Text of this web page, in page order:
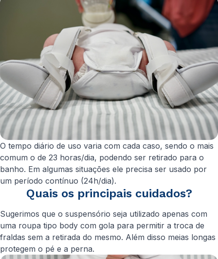
O tempo diário de uso varia com cada caso, sendo o mais
comum o de 23 horas/dia, podendo ser retirado para o
banho. Em algumas situações ele precisa ser usado por
um período contínuo (24h/dia).
Quais os principais cuidados?
Sugerimos que o suspensório seja utilizado apenas com
uma roupa tipo body com gola para permitir a troca de
fraldas sem a retirada do mesmo. Além disso meias longas
protegem o pé e a perna.